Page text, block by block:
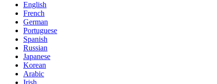
English
French
German
Portuguese
Spanish
Russian
Japanese
Korean
Arabic
Irish